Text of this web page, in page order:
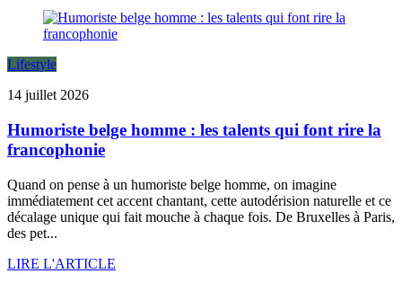
Lifestyle
14 juillet 2026
Humoriste belge homme : les talents qui font rire la
francophonie
Quand on pense à un humoriste belge homme, on imagine
immédiatement cet accent chantant, cette autodérision naturelle et ce
décalage unique qui fait mouche à chaque fois. De Bruxelles à Paris,
des pet...
LIRE L'ARTICLE